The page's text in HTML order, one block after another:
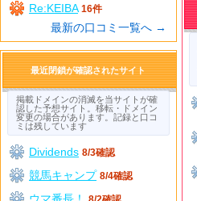
Re:KEIBA 16件
最新の口コミ一覧へ →
最近閉鎖が確認されたサイト
掲載ドメインの消滅を当サイトが確
認した予想サイト。移転・ドメイン
変更の場合があります。記録と口コ
ミは残しています
Dividends 8/3確認
競馬キャンプ 8/4確認